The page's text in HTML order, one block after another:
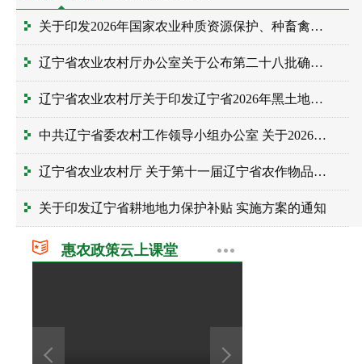
关于印发2026年国家农业种质资源保护、种畜禽生产性能测...
辽宁省农业农村厅办公室关于公布第二十八批确认官方兽医...
辽宁省农业农村厅关于印发辽宁省2026年黑土地保护性耕作...
中共辽宁省委农村工作领导小组办公室 关于2026年度重点课...
辽宁省农业农村厅 关于第十一届辽宁省农作物品种审定委员...
关于印发辽宁省耕地地力保护补贴 实施方案的通知
惠农政策云上课堂